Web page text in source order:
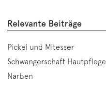
Relevante Beiträge
Pickel und Mitesser
Schwangerschaft Hautpflege
Narben